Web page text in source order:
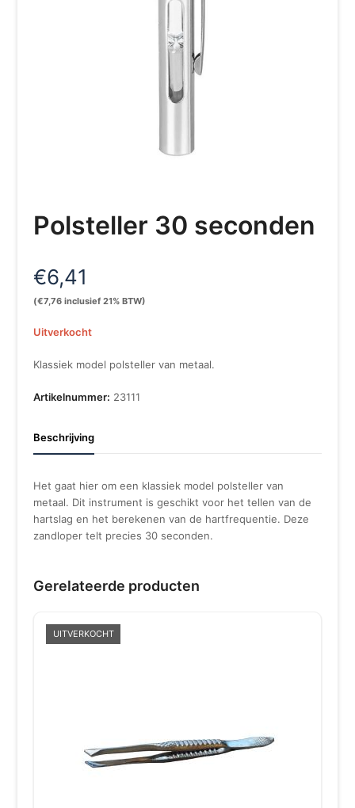
Polsteller 30 seconden
€6,41
(€7,76 inclusief 21% BTW)
Uitverkocht
Klassiek model polsteller van metaal.
Artikelnummer: 23111
Beschrijving
Het gaat hier om een klassiek model polsteller van
metaal. Dit instrument is geschikt voor het tellen van de
hartslag en het berekenen van de hartfrequentie. Deze
zandloper telt precies 30 seconden.
Gerelateerde producten
UITVERKOCHT